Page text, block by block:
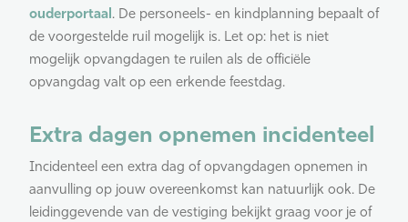
ouderportaal. De personeels- en kindplanning bepaalt of
de voorgestelde ruil mogelijk is. Let op: het is niet
mogelijk opvangdagen te ruilen als de officiële
opvangdag valt op een erkende feestdag.
Extra dagen opnemen incidenteel
Incidenteel een extra dag of opvangdagen opnemen in
aanvulling op jouw overeenkomst kan natuurlijk ook. De
leidinggevende van de vestiging bekijkt graag voor je of